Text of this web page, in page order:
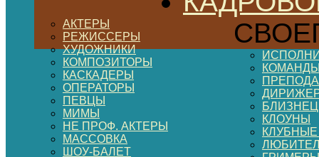
АКТЕРЫ
РЕЖИССЕРЫ
ХУДОЖНИКИ
КОМПОЗИТОРЫ
КАСКАДЕРЫ
ОПЕРАТОРЫ
ПЕВЦЫ
МИМЫ
НЕ ПРОФ. АКТЕРЫ
МАССОВКА
ШОУ-БАЛЕТ
КЛОУНЫ
КЛУБНЫЕ